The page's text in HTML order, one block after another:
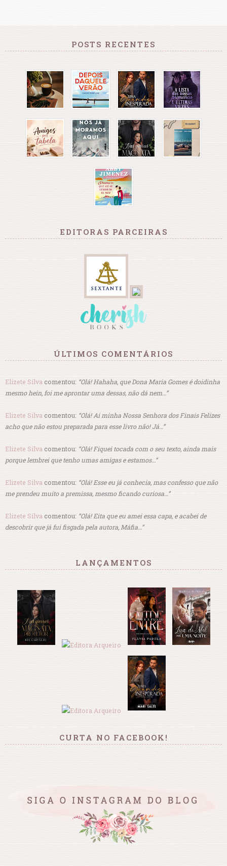
POSTS RECENTES
EDITORAS PARCEIRAS
ÚLTIMOS COMENTÁRIOS
Elizete Silva comentou: “Olá! Hahaha, que Dona Maria Gomes é doidinha
mesmo hein, foi me aprontar uma dessas, não dá nem…”
Elizete Silva comentou: “Olá! Ai minha Nossa Senhora dos Finais Felizes
acho que não estou preparada para esse livro não! Já…”
Elizete Silva comentou: “Olá! Fiquei tocada com o seu texto, ainda mais
porque lembrei que tenho umas amigas e estamos…”
Elizete Silva comentou: “Olá! Esse eu já conhecia, mas confesso que não
me prendeu muito a premissa, mesmo ficando curiosa…”
Elizete Silvacomentou: “Olá! Eita que eu amei essa capa, e acabei de
descobrir que já fui fisgada pela autora, Máfia…”
LANÇAMENTOS
CURTA NO FACEBOOK!